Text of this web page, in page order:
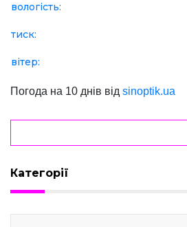
вологість:
тиск:
вітер:
Погода на 10 днів від sinoptik.ua
Категорії